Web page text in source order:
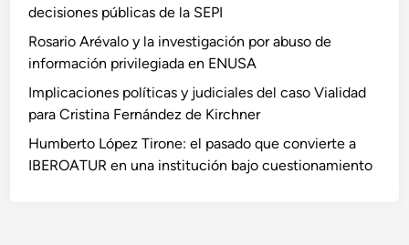
decisiones públicas de la SEPI
Rosario Arévalo y la investigación por abuso de
información privilegiada en ENUSA
Implicaciones políticas y judiciales del caso Vialidad
para Cristina Fernández de Kirchner
Humberto López Tirone: el pasado que convierte a
IBEROATUR en una institución bajo cuestionamiento